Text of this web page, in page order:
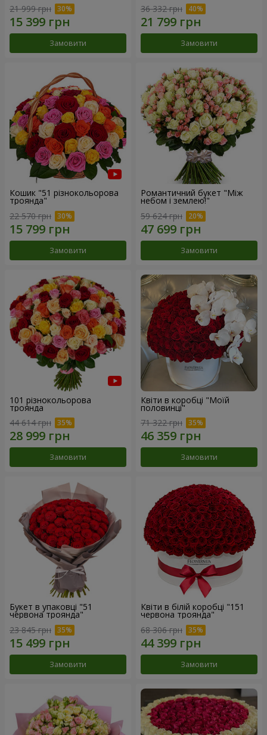
21 999 грн
Замовити
36 332 грн
Замовити
Кошик "51 різнокольорова
троянда"
22 570 грн
Замовити
Романтичний букет "Між
небом і землею!"
59 624 грн
Замовити
101 різнокольорова
троянда
44 614 грн
Замовити
Квіти в коробці "Моїй
половинці"
71 322 грн
Замовити
Букет в упаковці "51
червона троянда"
23 845 грн
Замовити
Квіти в білій коробці "151
червона троянда"
68 306 грн
Замовити